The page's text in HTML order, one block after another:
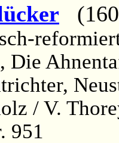
Die
/ V.
951